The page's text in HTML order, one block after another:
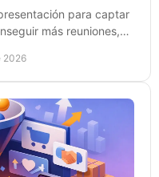
para captar
más reuniones,
2026